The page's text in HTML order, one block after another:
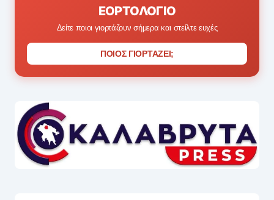
ΕΟΡΤΟΛΌΓΙΟ
Δείτε ποιοι γιορτάζουν σήμερα και στείλτε ευχές
ΠΟΙΟΣ ΓΙΟΡΤΑΖΕΙ;